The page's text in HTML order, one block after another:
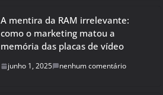
A mentira da RAM irrelevante:
como o marketing matou a
memória das placas de vídeo
junho 1, 2025 nenhum comentário